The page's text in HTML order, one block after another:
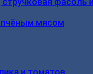
мясом
и томатов